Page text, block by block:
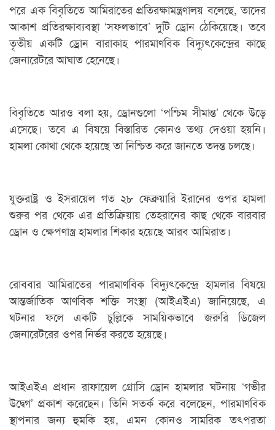
পরে এক বিবৃতিতে আমিরাতের প্রতিরক্ষামন্ত্রণালয় বলেছে, তাদের
আকাশ প্রতিরক্ষাব্যবস্থা ‘সফলভাবে’ দুটি ড্রোন ঠেকিয়েছে। তবে
তৃতীয় একটি ড্রোন বারাকাহ পারমাণবিক বিদ্যুৎকেন্দ্রের কাছে
জেনারেটরে আঘাত হেনেছে।
বিবৃতিতে আরও বলা হয়, ড্রোনগুলো ‘পশ্চিম সীমান্ত’ থেকে উড়ে
এসেছে। তবে এ বিষয়ে বিস্তারিত কোনও তথ্য দেওয়া হয়নি।
হামলা কোথা থেকে হয়েছে তা নিশ্চিত করে জানতে তদন্ত চলছে।
যুক্তরাষ্ট্র ও ইসরায়েল গত ২৮ ফেব্রুয়ারি ইরানের ওপর হামলা
শুরুর পর থেকে এর প্রতিক্রিয়ায় তেহরানের কাছ থেকে বারবার
ড্রোন ও ক্ষেপণাস্ত্র হামলার শিকার হয়েছে আরব আমিরাত।
রোববার আমিরাতের পারমাণবিক বিদ্যুৎকেন্দ্রে হামলার বিষয়ে
আন্তর্জাতিক আণবিক শক্তি সংস্থা (আইএইএ) জানিয়েছে, এ
ঘটনার ফলে একটি চুল্লিকে সাময়িকভাবে জরুরি ডিজেল
জেনারেটরের ওপর নির্ভর করতে হয়েছে।
আইএইএ প্রধান রাফায়েল গ্রোসি ড্রোন হামলার ঘটনায় ‘গভীর
উদ্বেগ’ প্রকাশ করেছেন। তিনি সতর্ক করে বলেছেন, পারমাণবিক
স্থাপনার জন্য হুমকি হয়, এমন কোনও সামরিক তৎপরতা